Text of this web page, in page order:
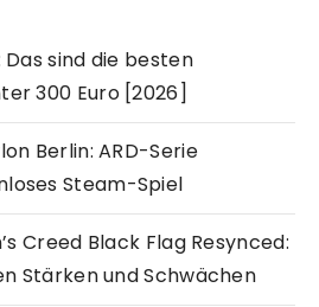
sind die besten
300 Euro [2026]
Berlin: ARD-Serie
Steam-Spiel
Creed Black Flag Resynced:
Stärken und Schwächen